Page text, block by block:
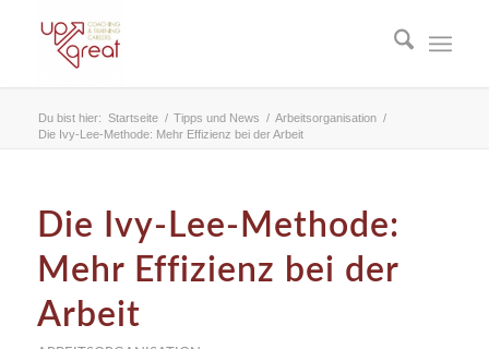
Du bist hier: Startseite / Tipps und News / Arbeitsorganisation /
Die Ivy-Lee-Methode: Mehr Effizienz bei der Arbeit
Die Ivy-Lee-Methode:
Mehr Effizienz bei der
Arbeit